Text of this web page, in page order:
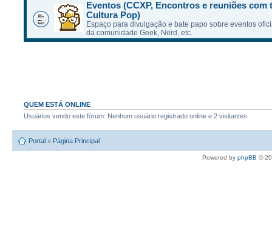
Eventos (CCXP, Encontros e reuniões com
Cultura Pop)
Espaço para divulgação e bate papo sobre eventos
da comunidade Geek, Nerd, etc.
QUEM ESTÁ ONLINE
Usuários vendo este fórum: Nenhum usuário registrado online e 2 visitantes
Portal » Página Principal
Powered by phpBB ©